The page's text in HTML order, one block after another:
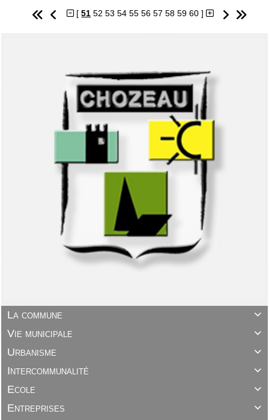

La commune

Vie municipale

Urbanisme

Intercommunalité

Ecole

Entreprises
[51 52 53 54 55 56 57 58 59 60 ]